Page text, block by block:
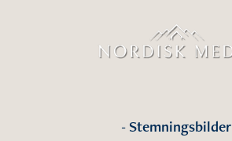
- Stemningsbilder